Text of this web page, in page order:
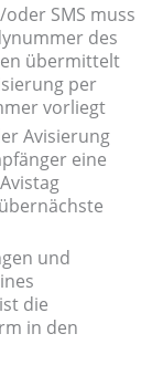
SMS muss
des
übermittelt
per
vorliegt
Avisierung
eine
und
die
in den